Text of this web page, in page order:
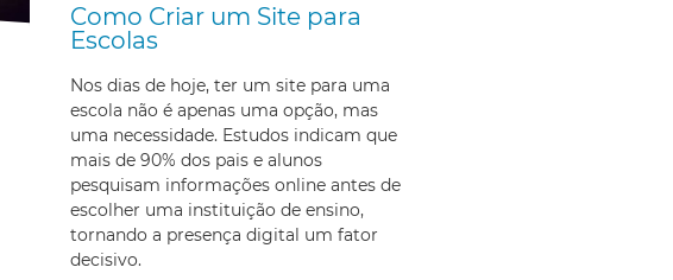
Como Criar um Site para
Escolas
Nos dias de hoje, ter um site para uma
escola não é apenas uma opção, mas
uma necessidade. Estudos indicam que
mais de 90% dos pais e alunos
pesquisam informações online antes de
escolher uma instituição de ensino,
tornando a presença digital um fator
decisivo.